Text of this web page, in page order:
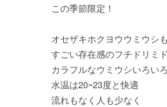
ソ
デ
ミ
この季節限定！
オセザキホクヨウウミウシ
すごい存在感のフチドリミ
カラフルなウミウシいろい
水温は20~23度と快適
流れもなく人も少なく